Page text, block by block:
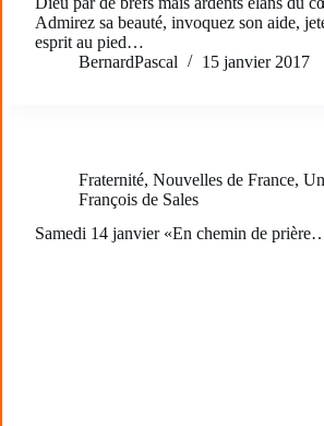
Admirez sa beauté, invoquez son aide,
esprit au pied…
BernardPascal
15 janvier 2017
Fraternité, Nouvelles de France,
François de Sales
Samedi 14 janvier «En chemin de